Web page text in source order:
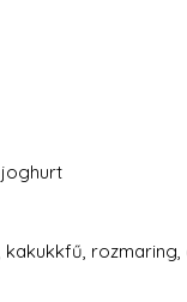
kakukkfű,